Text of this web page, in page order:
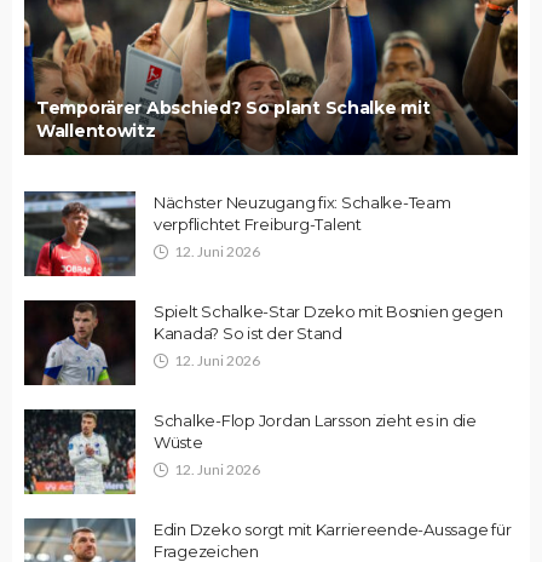
Temporärer Abschied? So plant Schalke mit
Wallentowitz
Nächster Neuzugang fix: Schalke-Team
verpflichtet Freiburg-Talent
12. Juni 2026
Spielt Schalke-Star Dzeko mit Bosnien gegen
Kanada? So ist der Stand
12. Juni 2026
Schalke-Flop Jordan Larsson zieht es in die
Wüste
12. Juni 2026
Edin Dzeko sorgt mit Karriereende-Aussage für
Fragezeichen